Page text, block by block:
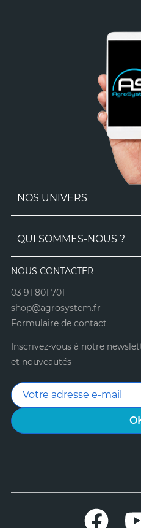
NOS UNIVERS
QUI SOMMES-NOUS ?
NOUS CONTACTER
03 91 801 701
shop@agrosystem.fr
Formulaire de contact
Inscrivez-vous à notre
et nouveautés